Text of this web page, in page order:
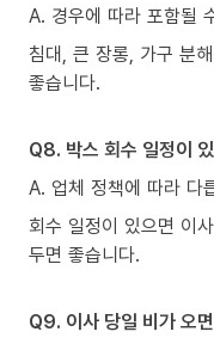
A. 경우에 따라 포함될
침대, 큰 장롱, 가구 분
좋습니다.
Q8. 박스 회수 일정이
A. 업체 정책에 따라 다
회수 일정이 있으면 이
두면 좋습니다.
Q9. 이사 당일 비가 오